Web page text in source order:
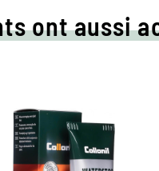
ont aussi
de couleur